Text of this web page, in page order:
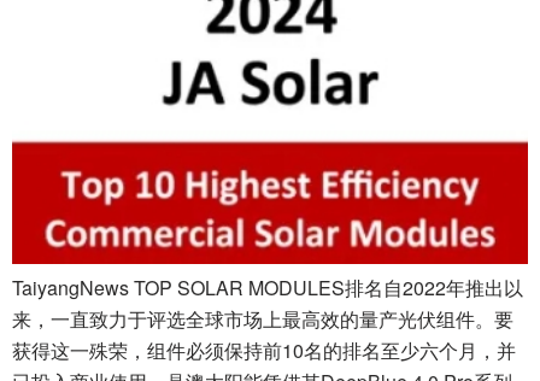
TaiyangNews TOP SOLAR MODULES排名自2022年推出以
来，一直致力于评选全球市场上最高效的量产光伏组件。要
获得这一殊荣，组件必须保持前10名的排名至少六个月，并